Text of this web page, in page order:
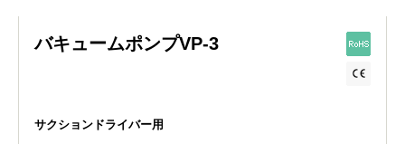
バキュームポンプVP-3
サクションドライバー用